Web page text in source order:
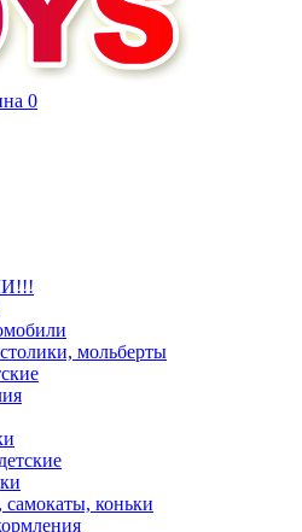
0
мольберты
коньки